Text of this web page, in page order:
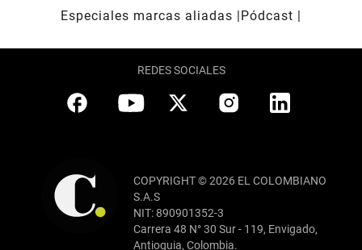
Especiales marcas aliadas
Pódcast
REDES SOCIALES
COPYRIGHT © 2026 EL COLOMBIANO
S.A.S
NIT: 890901352-3
Carrera 48 N° 30 Sur - 119, Envigado,
Antioquia, Colombia.